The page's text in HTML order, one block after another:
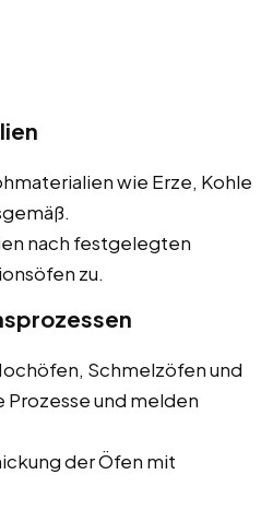
wie Erze, Kohle
nach festgelegten
zu.
Schmelzöfen und
und melden
der Öfen mit